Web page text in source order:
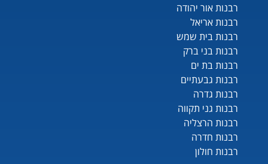
רבנות אור יהודה
רבנות אריאל
רבנות בית שמש
רבנות בני ברק
רבנות בת ים
רבנות גבעתיים
רבנות גדרה
רבנות גני תקווה
רבנות הרצליה
רבנות חדרה
רבנות חולון